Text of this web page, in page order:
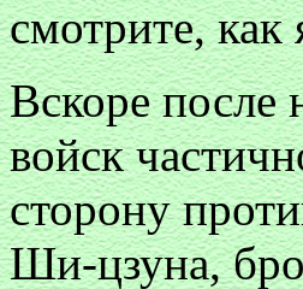
смотрите, как
Вскоре после
войск
сторону
Ши-цзуна,